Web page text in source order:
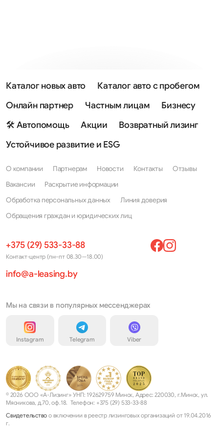
Каталог новых авто
Каталог авто с пробегом
Онлайн партнер
Частным лицам
Бизнесу
🛠 Автопомощь
Акции
Возвратный лизинг
Устойчивое развитие и ESG
О компании Партнерам Новости Контакты
Отзывы
Вакансии
Раскрытие информации
Обработка персональных данных
Линия доверия
Обращения граждан и юридических лиц
+375 (29) 533-33-88
Контакт-центр (пн–пт 08.30—18.00)
info@a-leasing.by
Мы на связи в популярных мессенджерах
Instagram Telegram Viber
© 2026 ООО «А-Лизинг» УНП: 192629759 Минск, Адрес: 220030, г.Минск, ул.
Мясникова, д.70, оф.18. Телефон: +375 (29) 533-33-88
Свидетельство о включении в реестр лизинговых организаций от 19.04.2016
г.